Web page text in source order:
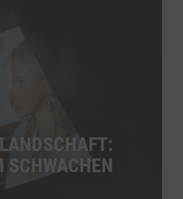
SCHWACHEN